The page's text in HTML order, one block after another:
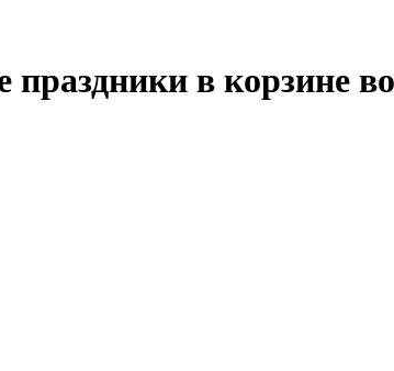
праздники в корзине